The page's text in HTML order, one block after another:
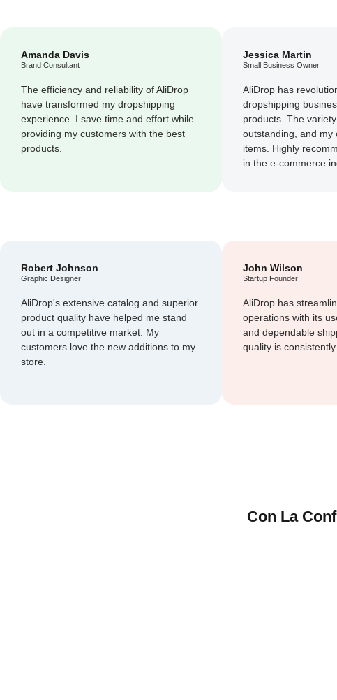
Amanda Davis
Brand Consultant
The efficiency and reliability of AliDrop
have transformed my dropshipping
experience. I save time and effort while
providing my customers with the best
products.
Jessica Martin
Small Business Owner
AliDrop has
dropshipping
products. The
outstanding, and my
items. Highly
in the e-commerce
Robert Johnson
Graphic Designer
AliDrop's extensive catalog and superior
product quality have helped me stand
out in a competitive market. My
customers love the new additions to my
store.
John Wilson
Startup Founder
AliDrop has
operations with its
and dependable
quality is consistently
Con La